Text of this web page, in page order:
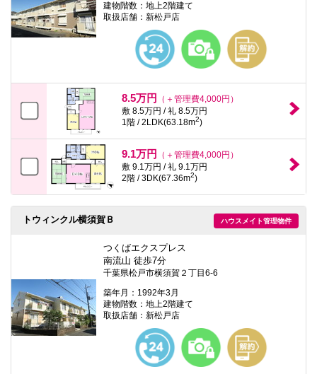
建物階数：地上2階建て
取扱店舗：新松戸店
8.5万円
（＋管理費4,000円）
敷 8.5万円 / 礼 8.5万円
1階 / 2LDK(63.18m2)
9.1万円
（＋管理費4,000円）
敷 9.1万円 / 礼 9.1万円
2階 / 3DK(67.36m2)
ハウスメイト管理物件
トウィンクル横須賀Ｂ
つくばエクスプレス
南流山 徒歩7分
千葉県松戸市横須賀２丁目6-6
築年月：1992年3月
建物階数：地上2階建て
取扱店舗：新松戸店